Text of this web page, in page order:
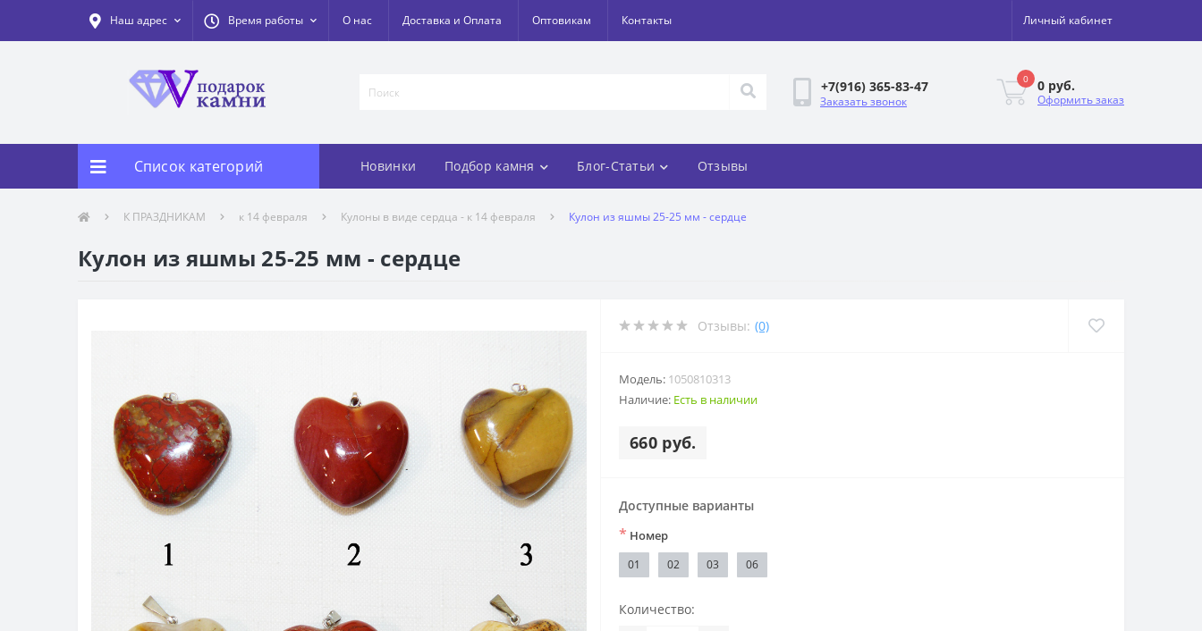
Наш адрес Время работы О нас Доставка и Оплата Оптовикам Контакты Личный кабинет
+7(916) 365-83-47
Заказать звонок
0 0 руб.
Оформить заказ
Список категорий Новинки Подбор камня Блог-Статьи Отзывы
К ПРАЗДНИКАМ к 14 февраля Кулоны в виде сердца - к 14 февраля Кулон из яшмы 25-25 мм - сердце
Кулон из яшмы 25-25 мм - сердце
Отзывы: (0)
Модель: 1050810313
Наличие: Есть в наличии
660 руб.
Доступные варианты
* Номер
01 02 03 06
Количество: